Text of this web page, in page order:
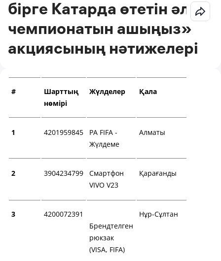
бірге Катарда өтетін әлем
чемпионатын ашыңыз»
акциясының нәтижелері
#
Шарттың
нөмірі
Жүлделер Қала
1 4201959845
РА FIFA -
Жүлдеме
Алматы
2 3904234799
Смартфон
VIVO V23
Қарағанды
3
4200072391
Брендтелген
рюкзак
(VISA, FIFA)
Нұр-Сұлтан